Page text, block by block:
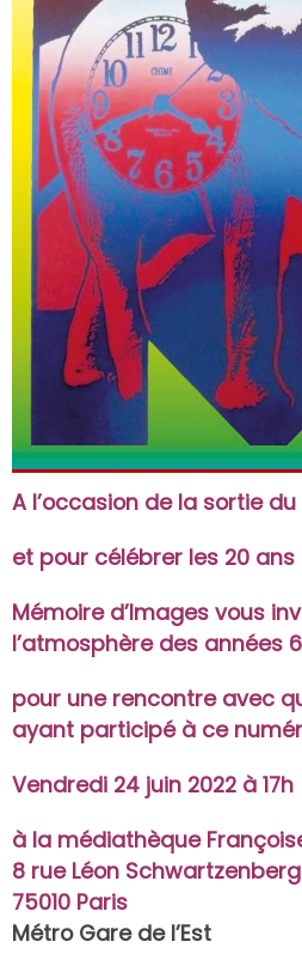
A l’occasion de la sortie
et pour célébrer les 20 ans
Mémoire d’Images vous
l’atmosphère des années
pour une rencontre avec
ayant participé à ce
Vendredi 24 juin 2022 à 17h
à la médiathèque
8 rue Léon Schwartzenberg
75010 Paris
Métro Gare de l’Est